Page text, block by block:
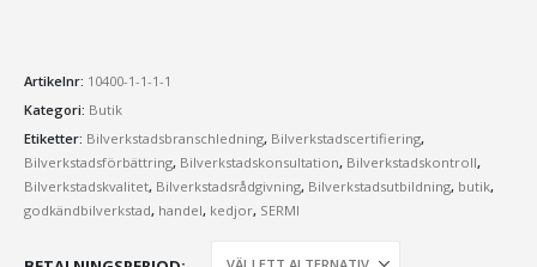
Artikelnr: 10400-1-1-1-1
Kategori: Butik
Etiketter: Bilverkstadsbranschledning, Bilverkstadscertifiering,
Bilverkstadsförbättring, Bilverkstadskonsultation, Bilverkstadskontroll,
Bilverkstadskvalitet, Bilverkstadsrådgivning, Bilverkstadsutbildning, butik,
godkändbilverkstad, handel, kedjor, SERMI